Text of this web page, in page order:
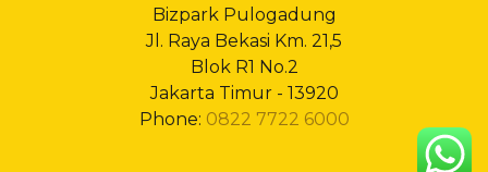
Bizpark Pulogadung
Jl. Raya Bekasi Km. 21,5
Blok R1 No.2
Jakarta Timur - 13920
Phone: 0822 7722 6000